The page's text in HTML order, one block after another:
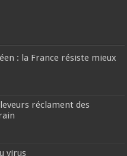
: la France résiste mieux
réclament des
virus